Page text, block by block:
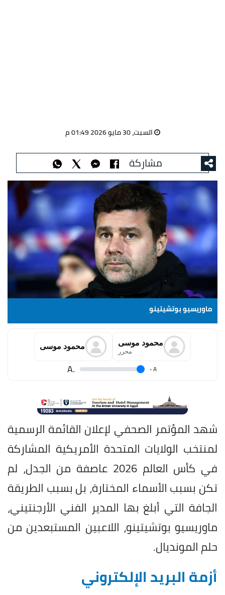
السبت، 30 مايو 2026 01:49 م
مشاركة
ماوريسيو بوتشيتينو
محمود موسى
محرر محمود موسى
A
.
.A
شهد المؤتمر الصحفي لإعلان القائمة الرسمية
لمنتخب الولايات المتحدة الأمريكية المشاركة
في كأس العالم 2026 عاصفة من الجدل، لم
تكن بسبب الأسماء المختارة، بل بسبب الطريقة
الجافة التي أبلغ بها المدير الفني الأرجنتيني،
ماوريسيو بوتشيتينو، اللاعبين المستبعدين من
حلم المونديال.
أزمة البريد الإلكتروني